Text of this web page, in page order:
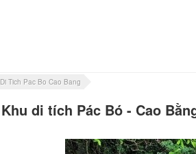
Di Tich Pac Bo Cao Bang
Khu di tích Pác Bó - Cao